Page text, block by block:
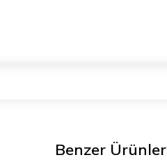
Benzer Ürünler